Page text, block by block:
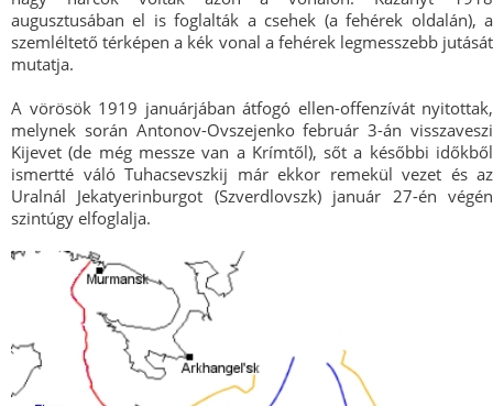
augusztusában el is foglalták a csehek (a fehérek oldalán), a
szemléltető térképen a kék vonal a fehérek legmesszebb jutását
mutatja.
A vörösök 1919 januárjában átfogó ellen-offenzívát nyitottak,
melynek során Antonov-Ovszejenko február 3-án visszaveszi
Kijevet (de még messze van a Krímtől), sőt a későbbi időkből
ismertté váló Tuhacsevszkij már ekkor remekül vezet és az
Uralnál Jekatyerinburgot (Szverdlovszk) január 27-én végén
szintúgy elfoglalja.